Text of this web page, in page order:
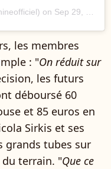
on Sep 29, 2020 at 10:23am PDT
les membres
: "On réduit sur
les futurs
déboursé 60
et 85 euros en
Sirkis et ses
grands tubes sur
du terrain. "Que ce